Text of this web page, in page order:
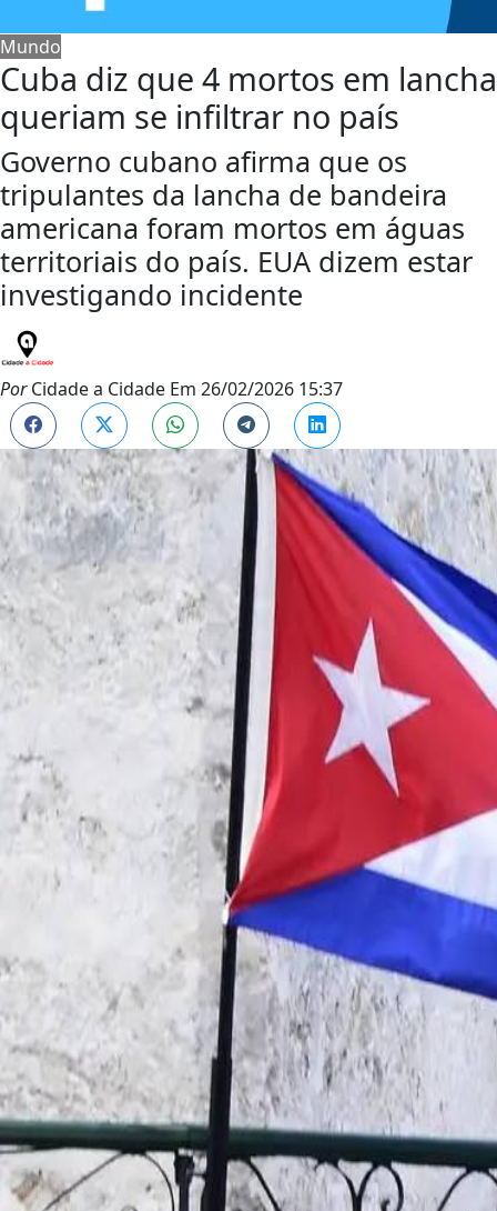
Mundo
Cuba diz que 4 mortos em lancha
queriam se infiltrar no país
Governo cubano afirma que os
tripulantes da lancha de bandeira
americana foram mortos em águas
territoriais do país. EUA dizem estar
investigando incidente
PorCidade a Cidade Em 26/02/2026 15:37